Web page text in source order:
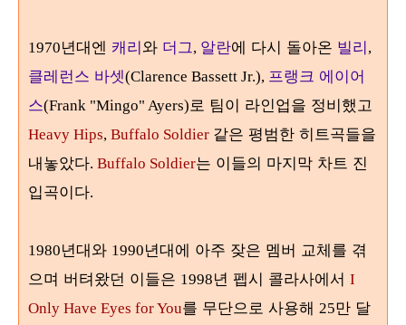
1970년대엔 캐리와 더그, 알란에 다시 돌아온 빌리,
클레런스 바셋(Clarence Bassett Jr.), 프랭크 에이어
스(Frank "Mingo" Ayers)로 팀이 라인업을 정비했고
Heavy Hips, Buffalo Soldier 같은 평범한 히트곡들을
내놓았다. Buffalo Soldier는 이들의 마지막 차트 진
입곡이다.
1980년대와 1990년대에 아주 잦은 멤버 교체를 겪
으며 버텨왔던 이들은 1998년 펩시 콜라사에서 I
Only Have Eyes for You를 무단으로 사용해 25만 달